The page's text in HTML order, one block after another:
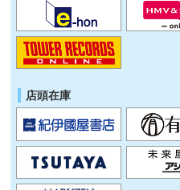
店頭在庫